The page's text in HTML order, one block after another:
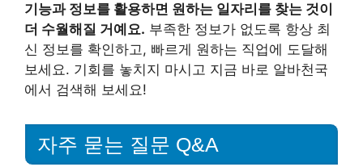
기능과 정보를 활용하면 원하는 일자리를 찾는 것이
더 수월해질 거예요. 부족한 정보가 없도록 항상 최
신 정보를 확인하고, 빠르게 원하는 직업에 도달해
보세요. 기회를 놓치지 마시고 지금 바로 알바천국
에서 검색해 보세요!
자주 묻는 질문 Q&A